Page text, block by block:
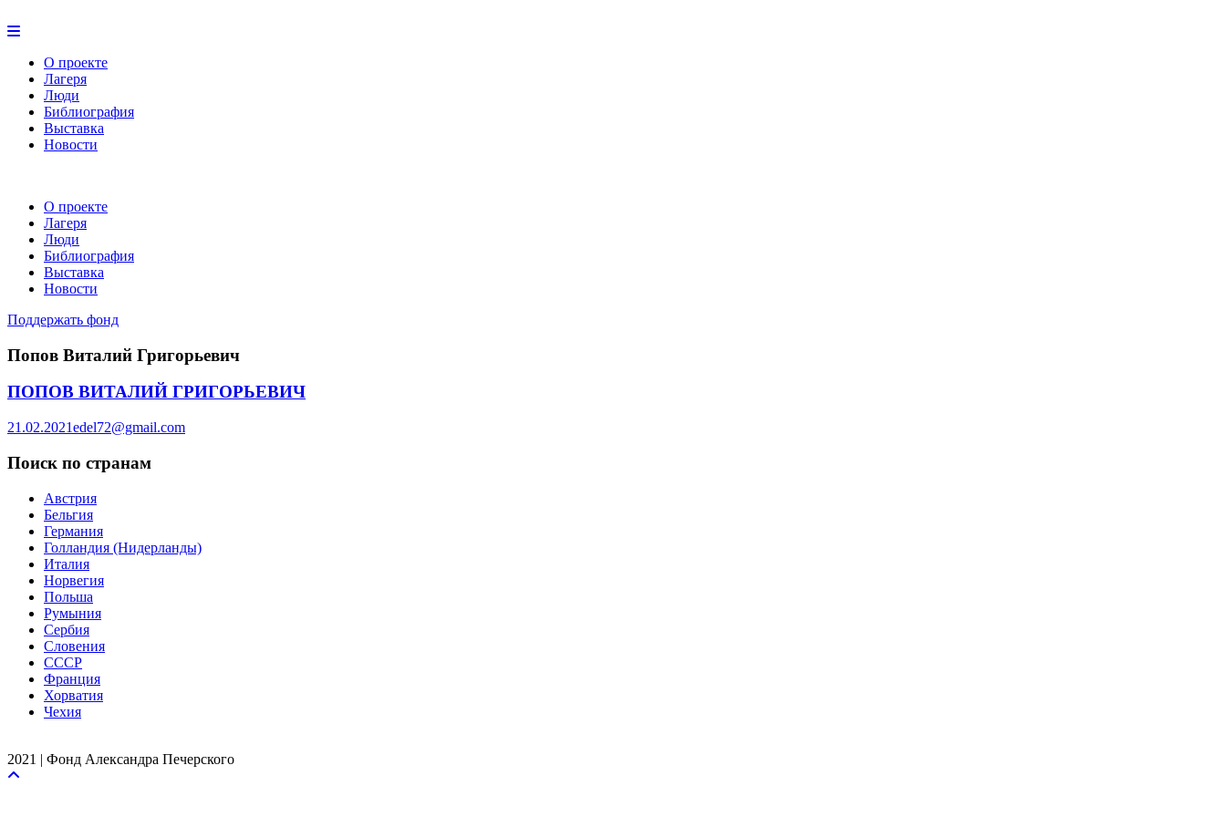
О проекте
Лагеря
Люди
Библиография
Выставка
Новости
О проекте
Лагеря
Люди
Библиография
Выставка
Новости
Поддержать фонд
Попов Виталий Григорьевич
ПОПОВ ВИТАЛИЙ ГРИГОРЬЕВИЧ
21.02.2021edel72@gmail.com
Поиск по странам
Австрия
Бельгия
Германия
Голландия (Нидерланды)
Италия
Норвегия
Польша
Румыния
Сербия
Словения
СССР
Франция
Хорватия
Чехия
2021 | Фонд Александра Печерского